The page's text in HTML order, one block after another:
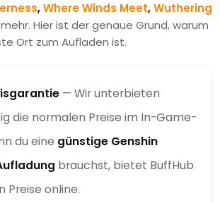
,Where Winds Meet,Wuthering
Hier ist der genaue Grund, warum
Ort zum Aufladen ist.
— Wir unterbieten
die normalen Preise im In-Game-
du eine günstige Genshin
brauchst, bietet BuffHub
Preise online.